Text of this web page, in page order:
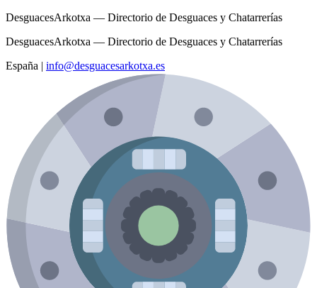
DesguacesArkotxa — Directorio de Desguaces y Chatarrerías
DesguacesArkotxa — Directorio de Desguaces y Chatarrerías
España | info@desguacesarkotxa.es